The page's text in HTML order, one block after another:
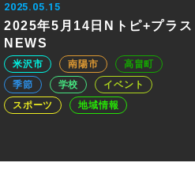
2025.05.15
2025年5月14日Nトピ+プラス
NEWS
米沢市 南陽市
高畠町
季節
学校
イベント
スポーツ
地域情報